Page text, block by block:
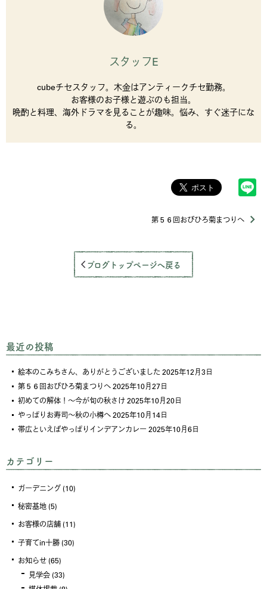
スタッフE
cubeチセスタッフ。木金はアンティークチセ勤務。
お客様のお子様と遊ぶのも担当。
晩酌と料理、海外ドラマを見ることが趣味。悩み、すぐ迷子にな
る。
第５６回おびひろ菊まつりへ
ブログトップページへ戻る
最近の投稿
絵本のこみちさん、ありがとうございました 2025年12月3日
第５６回おびひろ菊まつりへ2025年10月27日
初めての解体！～今が旬の秋さけ2025年10月20日
やっぱりお寿司～秋の小樽へ2025年10月14日
帯広といえばやっぱりインデアンカレー2025年10月6日
カテゴリー
ガーデニング (10)
秘密基地 (5)
お客様の店舗 (11)
子育てin十勝 (30)
お知らせ (65)
見学会 (33)